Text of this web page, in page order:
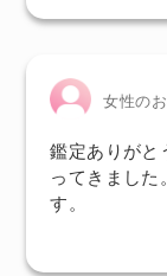
女性の
鑑定ありがと
ってきました
す。